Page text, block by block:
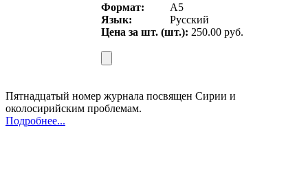
Формат:
А5
Язык:
Русский
Цена за шт. (шт.): 250.00 руб.
Пятнадцатый номер журнала посвящен Сирии и
околосирийским проблемам.
Подробнее...